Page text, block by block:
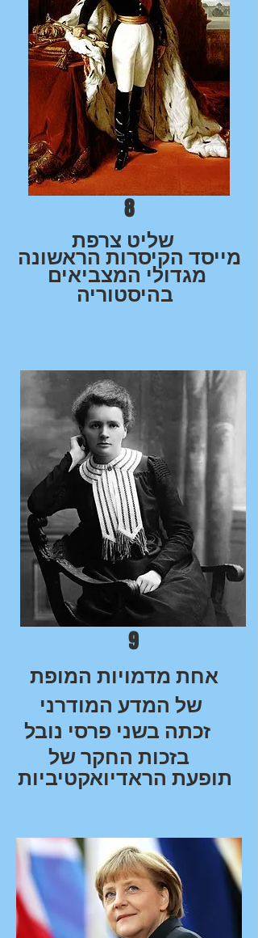
8
שליט צרפת
מייסד הקיסרות הראשונה
מגדולי המצביאים
בהיסטוריה
9
זכתה בשני פרסי נובל
בזכות החקר של
תופעת הראדיואקטיביות